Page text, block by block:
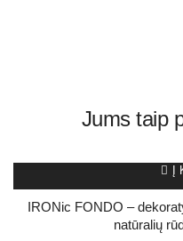
Jums taip
IRONic FONDO –
natūralių